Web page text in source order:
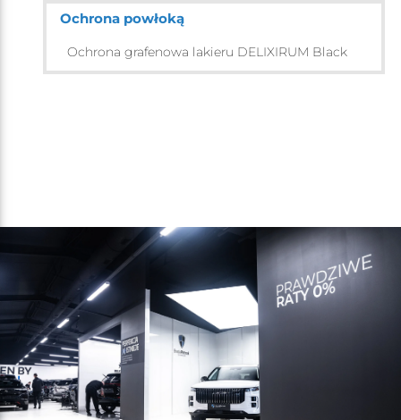
Ochrona powłoką
Ochrona grafenowa lakieru DELIXIRUM Black